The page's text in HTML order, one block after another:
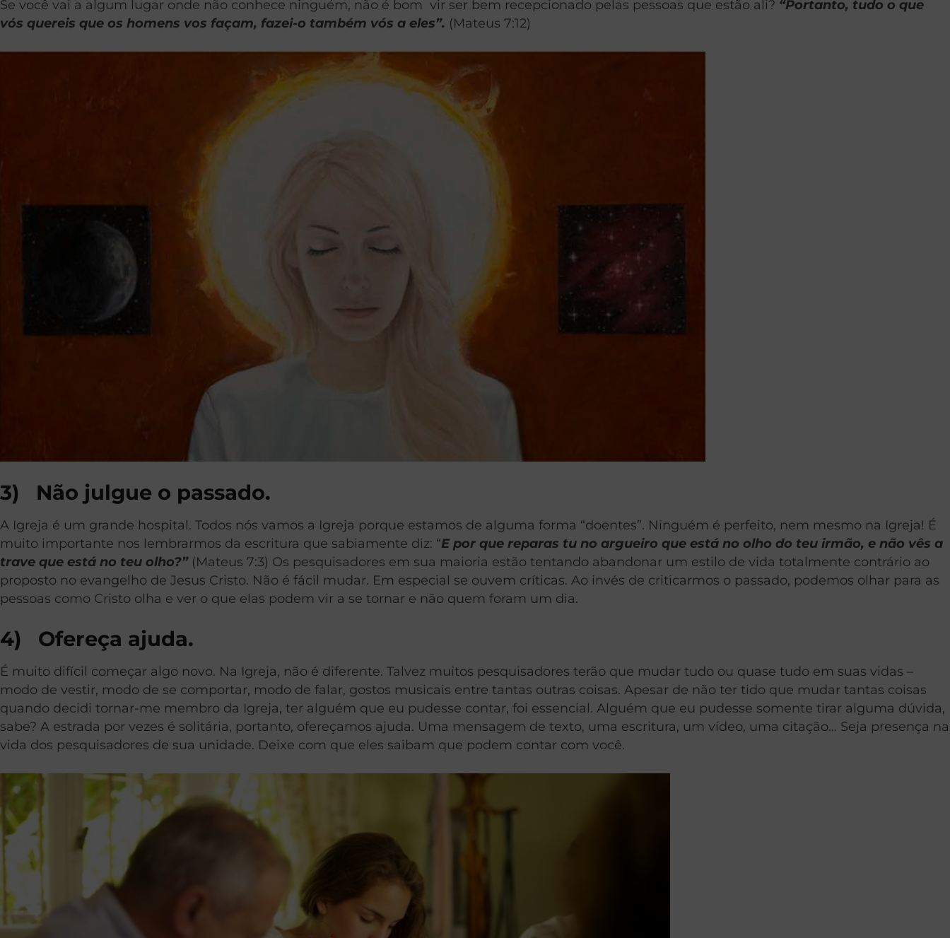
Se você vai a algum lugar onde não conhece ninguém, não é bom vir ser bem recepcionado pelas pessoas que estão ali? “Portanto, tudo o que
vós quereis que os homens vos façam, fazei-o também vós a eles”. (Mateus 7:12)
3) Não julgue o passado.
A Igreja é um grande hospital. Todos nós vamos a Igreja porque estamos de alguma forma “doentes”. Ninguém é perfeito, nem mesmo na Igreja! É
muito importante nos lembrarmos da escritura que sabiamente diz: “E por que reparas tu no argueiro que está no olho do teu irmão, e não vês a
trave que está no teu olho?”(Mateus 7:3) Os pesquisadores em sua maioria estão tentando abandonar um estilo de vida totalmente contrário ao
proposto no evangelho de Jesus Cristo. Não é fácil mudar. Em especial se ouvem críticas. Ao invés de criticarmos o passado, podemos olhar para as
pessoas como Cristo olha e ver o que elas podem vir a se tornar e não quem foram um dia.
4) Ofereça ajuda.
É muito difícil começar algo novo. Na Igreja, não é diferente. Talvez muitos pesquisadores terão que mudar tudo ou quase tudo em suas vidas –
modo de vestir, modo de se comportar, modo de falar, gostos musicais entre tantas outras coisas. Apesar de não ter tido que mudar tantas coisas
quando decidi tornar-me membro da Igreja, ter alguém que eu pudesse contar, foi essencial. Alguém que eu pudesse somente tirar alguma dúvida,
sabe? A estrada por vezes é solitária, portanto, ofereçamos ajuda. Uma mensagem de texto, uma escritura, um vídeo, uma citação… Seja presença na
vida dos pesquisadores de sua unidade. Deixe com que eles saibam que podem contar com você.